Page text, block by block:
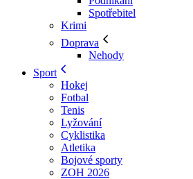
Spotřebitel
Krimi
Doprava
Nehody
Sport
Hokej
Fotbal
Tenis
Lyžování
Cyklistika
Atletika
Bojové sporty
ZOH 2026